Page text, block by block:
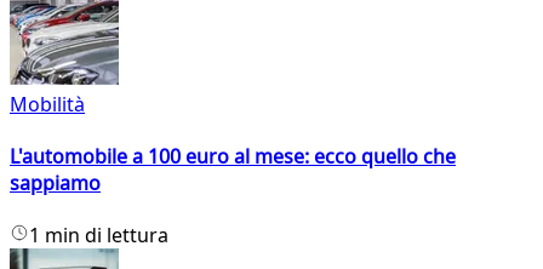
Mobilità
L'automobile a 100 euro al mese: ecco quello che
sappiamo
1 min di lettura